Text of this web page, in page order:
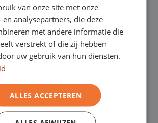
welkom in een van onze
de occasions te bekijken –
voor een lekkere kop koffie!
terecht voor onze
van onze site met onze
analysepartners, die deze
met andere informatie die
verstrekt of die zij hebben
uw gebruik van hun diensten.
ALLES ACCEPTEREN